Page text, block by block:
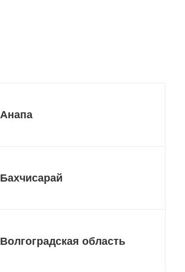
Анапа
Бахчисарай
Волгоградская область